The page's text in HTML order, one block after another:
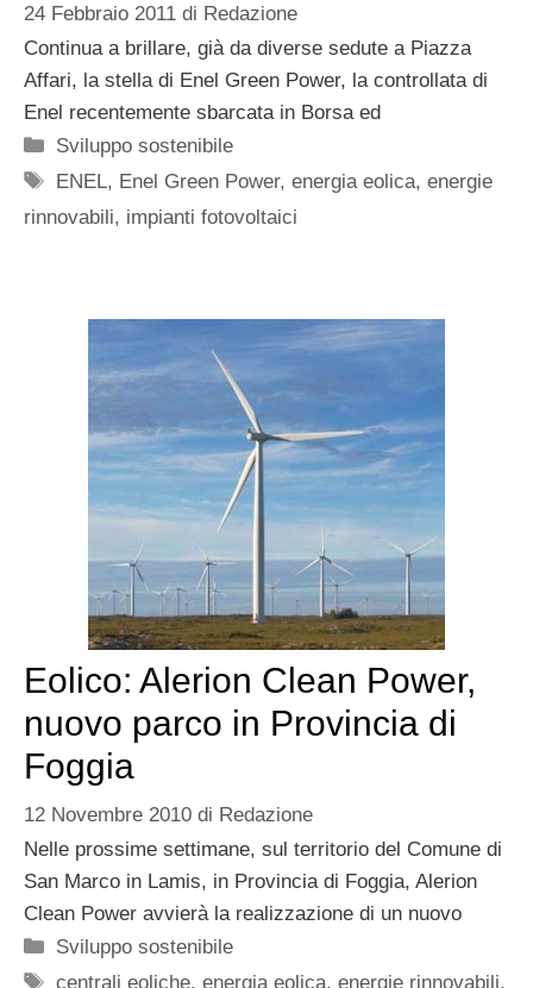
24 Febbraio 2011 di Redazione
Continua a brillare, già da diverse sedute a Piazza
Affari, la stella di Enel Green Power, la controllata di
Enel recentemente sbarcata in Borsa ed
Categorie
Sviluppo sostenibile
Tag
ENEL, Enel Green Power,energia eolica,energie
rinnovabili, impianti fotovoltaici
Eolico: Alerion Clean Power,
nuovo parco in Provincia di
Foggia
12 Novembre 2010 di Redazione
Nelle prossime settimane, sul territorio del Comune di
San Marco in Lamis, in Provincia di Foggia, Alerion
Clean Power avvierà la realizzazione di un nuovo
Categorie
Sviluppo sostenibile
Tag
centrali eoliche,energia eolica,energie rinnovabili,